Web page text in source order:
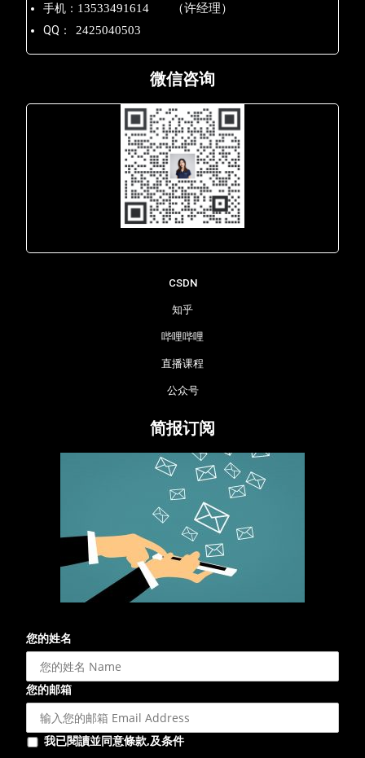
手机： 13533491614 （许经理）
QQ： 2425040503
微信咨询
CSDN
知乎
哔哩哔哩
直播课程
公众号
简报订阅
您的姓名
您的邮箱
我已閱讀並同意條款,及条件